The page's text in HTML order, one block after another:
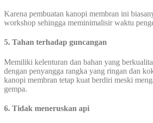
Karena pembuatan kanopi membran ini
workshop sehingga meminimalisir waktu
5. Tahan terhadap guncangan
Memiliki kelenturan dan bahan yang
dengan penyangga rangka yang ringan dan
kanopi membran tetap kuat berdiri meski
gempa.
6. Tidak meneruskan api